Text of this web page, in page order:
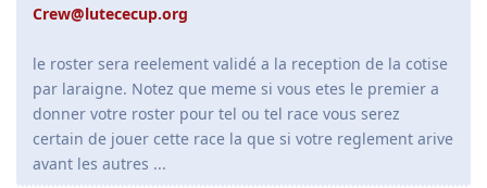
Crew@lutececup.org
le roster sera reelement validé a la reception de la cotise
par laraigne. Notez que meme si vous etes le premier a
donner votre roster pour tel ou tel race vous serez
certain de jouer cette race la que si votre reglement arive
avant les autres ...